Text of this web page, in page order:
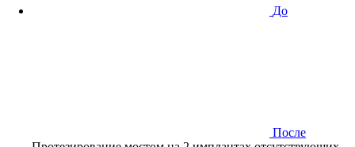
До
После